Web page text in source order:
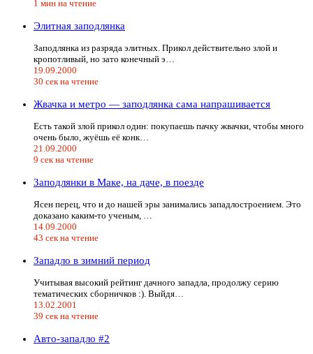
1 мин на чтение
Элитная заподлянка
Заподлянка из разряда элитных. Прикол действительно злой и
кропотливый, но зато конечный э…
19.09.2000
30 сек на чтение
Жвачка и метро — заподлянка сама напрашивается
Есть такой злой прикол один: покупаешь пачку жвачки, чтобы много
очень было, жуёшь её конк…
21.09.2000
9 сек на чтение
Заподлянки в Маке, на даче, в поезде
Ясен перец, что и до нашей эры занимались западлостроением. Это
доказано каким-то ученым, …
14.09.2000
43 сек на чтение
Западло в зимний период
Учитывая высокий рейтинг дачного западла, продолжу серию
тематических сборничков :). Выйдя…
13.02.2001
39 сек на чтение
Авто-западло #2